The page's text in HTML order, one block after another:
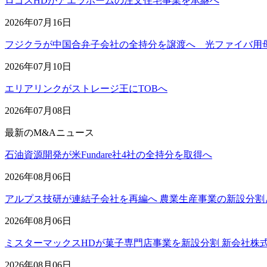
2026年07月16日
フジクラが中国合弁子会社の全持分を譲渡へ 光ファイバ用
2026年07月10日
エリアリンクがストレージ王にTOBへ
2026年07月08日
最新のM&Aニュース
石油資源開発が米Fundare社4社の全持分を取得へ
2026年08月06日
アルプス技研が連結子会社を再編へ 農業生産事業の新設分
2026年08月06日
ミスターマックスHDが菓子専門店事業を新設分割 新会社株
2026年08月06日